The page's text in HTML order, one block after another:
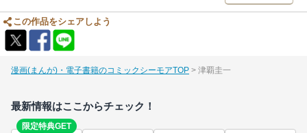
この作品をシェアしよう
漫画(まんが)・電子書籍のコミックシーモアTOP 津覇圭一
最新情報はここからチェック！
限定特典GET